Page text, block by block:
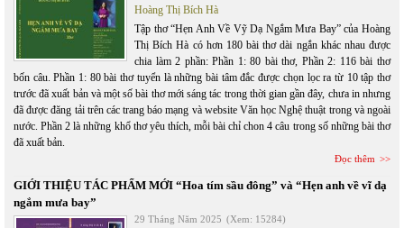
Hoàng Thị Bích Hà
Tập thơ “Hẹn Anh Về Vỹ Dạ Ngắm Mưa Bay” của Hoàng
Thị Bích Hà có hơn 180 bài thơ dài ngắn khác nhau được
chia làm 2 phần: Phần 1: 80 bài thơ, Phần 2: 116 bài thơ
bốn câu. Phần 1: 80 bài thơ tuyển là những bài tâm đắc được chọn lọc ra từ 10 tập thơ
trước đã xuất bản và một số bài thơ mới sáng tác trong thời gian gần đây, chưa in nhưng
đã được đăng tải trên các trang báo mạng và website Văn học Nghệ thuật trong và ngoài
nước. Phần 2 là những khổ thơ yêu thích, mỗi bài chỉ chon 4 câu trong số những bài thơ
đã xuất bản.
Đọc thêm
GIỚI THIỆU TÁC PHẨM MỚI “Hoa tím sầu đông” và “Hẹn anh về vĩ dạ
ngắm mưa bay”
29 Tháng Năm 2025 (Xem: 15284)